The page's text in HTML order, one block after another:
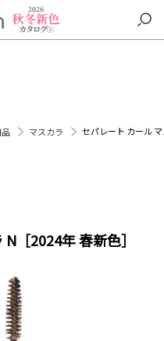
マスカラ セパレート カール
［2024年 春新色］